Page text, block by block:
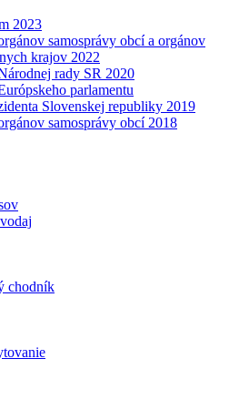
2023
samosprávy obcí a orgánov
krajov 2022
rady SR 2020
parlamentu
Slovenskej republiky 2019
samosprávy obcí 2018
chodník